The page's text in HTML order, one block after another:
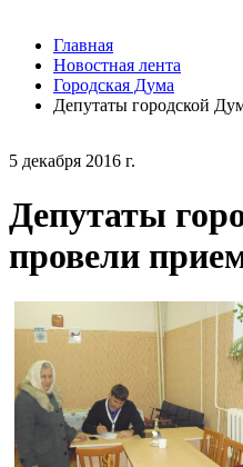
5 декабря 2016 г.
Депутаты
провели
Главная
Новостная лента
Городская Дума
Депутаты городской